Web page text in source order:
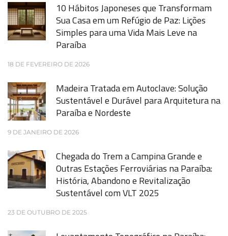
10 Hábitos Japoneses que Transformam
Sua Casa em um Refúgio de Paz: Lições
Simples para uma Vida Mais Leve na
Paraíba
18 DE FEVEREIRO DE 2026
Madeira Tratada em Autoclave: Solução
Sustentável e Durável para Arquitetura na
Paraíba e Nordeste
9 DE JANEIRO DE 2026
Chegada do Trem a Campina Grande e
Outras Estações Ferroviárias na Paraíba:
História, Abandono e Revitalização
Sustentável com VLT 2025
23 DE OUTUBRO DE 2025